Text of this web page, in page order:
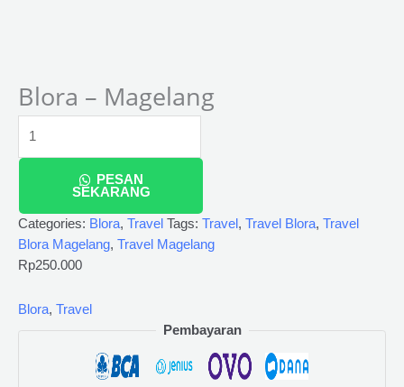
Blora – Magelang
PESAN
SEKARANG
Categories: Blora, Travel Tags: Travel , Travel Blora, Travel
Blora Magelang, Travel Magelang
Rp250.000
Blora, Travel
Pembayaran